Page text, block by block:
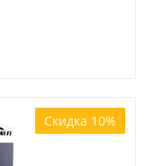
Скидка 10%